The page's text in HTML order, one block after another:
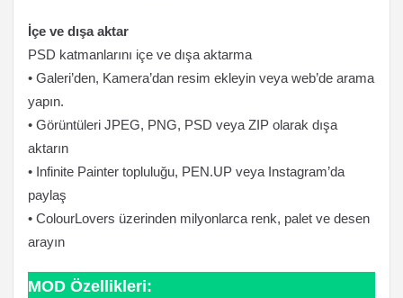
İçe ve dışa aktar
PSD katmanlarını içe ve dışa aktarma
• Galeri’den, Kamera’dan resim ekleyin veya web’de arama
yapın.
• Görüntüleri JPEG, PNG, PSD veya ZIP olarak dışa
aktarın
• Infinite Painter topluluğu, PEN.UP veya Instagram’da
paylaş
• ColourLovers üzerinden milyonlarca renk, palet ve desen
arayın
MOD Özellikleri: